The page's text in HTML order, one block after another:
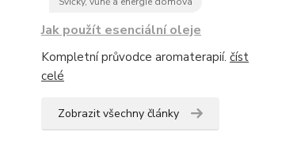
Jak použít esenciální oleje
Kompletní průvodce aromaterapií. číst
celé
Zobrazit všechny články